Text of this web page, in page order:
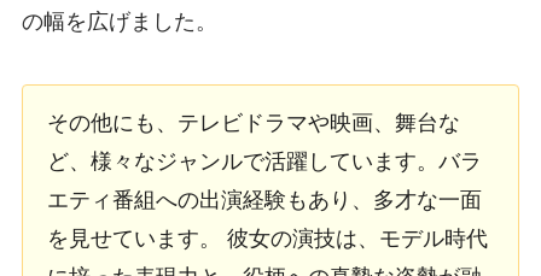
の幅を広げました。
その他にも、テレビドラマや映画、舞台な
ど、様々なジャンルで活躍しています。バラ
エティ番組への出演経験もあり、多才な一面
を見せています。 彼女の演技は、モデル時代